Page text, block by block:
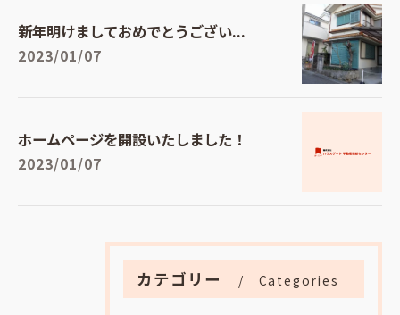
新年明けましておめでとうござい...
2023/01/07
ホームページを開設いたしました！
2023/01/07
カテゴリー Categories